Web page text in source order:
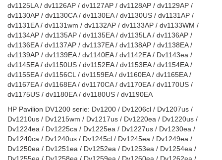
dv1125LA / dv1126AP / dv1127AP / dv1128AP / dv1129AP /
dv1130AP / dv1130CA / dv1130EA / dv1130US / dv1131AP /
dv1131EA / dv1131wm / dv1132AP / dv1133AP / dv1133WM /
dv1134AP / dv1135AP / dv1135EA / dv1135LA / dv1136AP /
dv1136EA / dv1137AP / dv1137EA / dv1138AP / dv1138EA /
dv1139AP / dv1139EA / dv1140EA / dv1142EA / Dv1143ea /
dv1145EA / dv1150US / dv1152EA / dv1153EA / dv1154EA /
dv1155EA / dv1156CL / dv1159EA / dv1160EA / dv1165EA /
dv1167EA / dv1168EA / dv1170CA / dv1170EA / dv1170US /
dv1175US / dv1180EA / dv1180US / dv1190EA
HP Pavilion DV1200 serie: Dv1200 / Dv1206cl / Dv1207us /
Dv1210us / Dv1215wm / Dv1217us / Dv1220ea / Dv1220us /
Dv1224ea / Dv1225ca / Dv1225ea / Dv1227us / Dv1230ea /
Dv1240ca / Dv1240us / Dv1245cl / Dv1245ea / Dv1249ea /
Dv1250ea / Dv1251ea / Dv1252ea / Dv1253ea / Dv1254ea /